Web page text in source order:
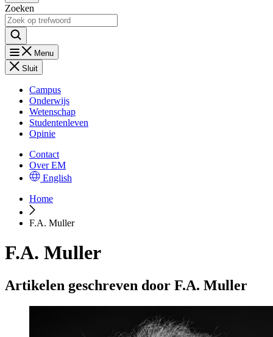
Zoeken
Menu
Sluit
Campus
Onderwijs
Wetenschap
Studentenleven
Opinie
Contact
Over EM
English
Home
F.A. Muller
F.A. Muller
Artikelen geschreven door F.A. Muller